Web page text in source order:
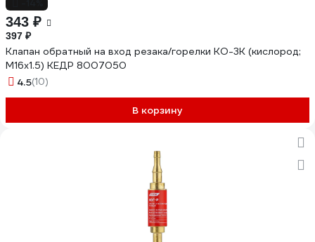
343 ₽
397 ₽
Клапан обратный на вход резака/горелки КО-3К (кислород;
М16х1.5) КЕДР 8007050
4.5(10)
В корзину